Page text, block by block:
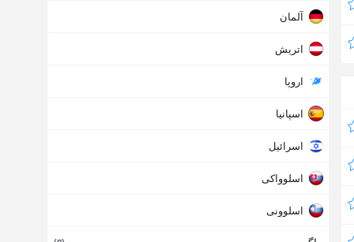
آلمان
اتریش
اروپا
اسپانیا
اسرائیل
اسلوواکی
اسلوونی